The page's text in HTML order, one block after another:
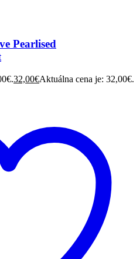
Pearlised
32,00€Aktuálna cena je: 32,00€.